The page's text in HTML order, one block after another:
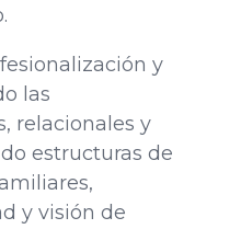
y
las
relacionales y
estructuras de
y visión de